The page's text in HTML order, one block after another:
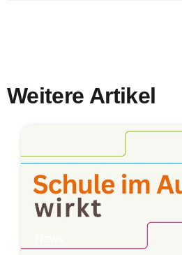
Weitere Artikel